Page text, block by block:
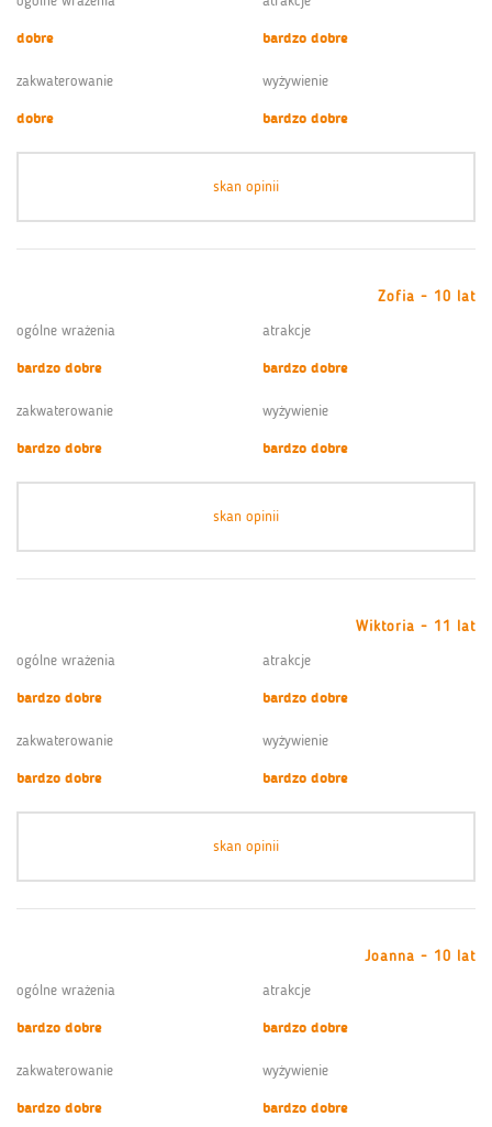
dobre
bardzo dobre
zakwaterowanie
dobre
wyżywienie
bardzo dobre
skan opinii
Zofia - 10 lat
ogólne wrażenia
bardzo dobre
atrakcje
bardzo dobre
zakwaterowanie
bardzo dobre
wyżywienie
bardzo dobre
skan opinii
Wiktoria - 11 lat
ogólne wrażenia
bardzo dobre
atrakcje
bardzo dobre
zakwaterowanie
bardzo dobre
wyżywienie
bardzo dobre
skan opinii
Joanna - 10 lat
ogólne wrażenia
bardzo dobre
atrakcje
bardzo dobre
zakwaterowanie
bardzo dobre
wyżywienie
bardzo dobre